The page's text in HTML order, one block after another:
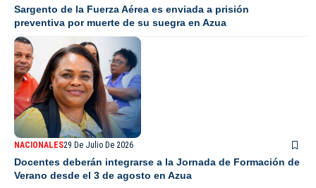
Sargento de la Fuerza Aérea es enviada a prisión
preventiva por muerte de su suegra en Azua
NACIONALES29 De Julio De 2026
Docentes deberán integrarse a la Jornada de Formación de
Verano desde el 3 de agosto en Azua